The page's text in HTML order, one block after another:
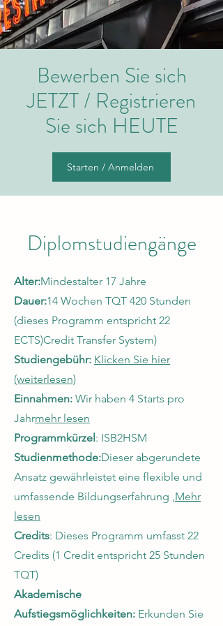
Bewerben Sie sich
JETZT / Registrieren
Sie sich HEUTE
Starten / Anmelden
Diplomstudiengänge
Alter:Mindestalter 17 Jahre
Dauer:14 Wochen TQT 420 Stunden
(dieses Programm entspricht 22
ECTS)Credit Transfer System)
Studiengebühr: Klicken Sie hier
(weiterlesen)
Einnahmen: Wir haben 4 Starts pro
Jahrmehr lesen
Programmkürzel: ISB2HSM
Studienmethode:Dieser abgerundete
Ansatz gewährleistet eine flexible und
umfassende Bildungserfahrung ,Mehr
lesen
Credits: Dieses Programm umfasst 22
Credits (1 Credit entspricht 25 Stunden
TQT)
Akademische
Aufstiegsmöglichkeiten: Erkunden Sie